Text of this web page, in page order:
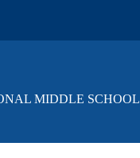
MIDDLE SCHOOL